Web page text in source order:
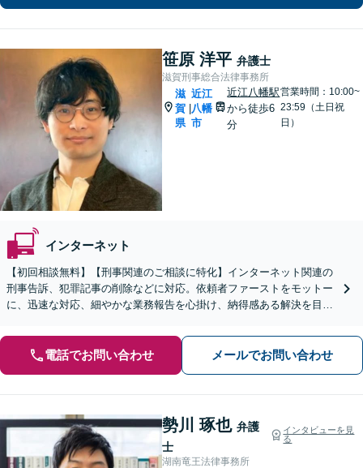
笹原 洋平 弁護士
滋賀刑事総合法律事務所
滋
賀
県
近江
八幡
市
近江八幡駅
から徒歩6
分
営業時間：10:00~
23:59（土日祝
日）
インターネット
【初回相談無料】【刑事関連のご相談に特化】インターネット関連の
刑事告訴、犯罪記事の削除などに対応。依頼者ファーストをモットー
に、迅速な対応、細やかな業務報告を心掛け、納得感ある解決を目指
電話でお問い合わせ メールでお問い合わせ
勢川 琢也 弁護
士
インタビューを見
る
湖南竜王法律事務所